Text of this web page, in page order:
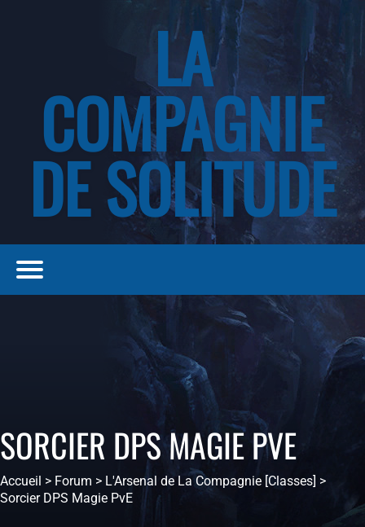
LA
COMPAGNIE
DE SOLITUDE
SORCIER DPS MAGIE PVE
Accueil > Forum > L'Arsenal de La Compagnie [Classes] >
Sorcier DPS Magie PvE